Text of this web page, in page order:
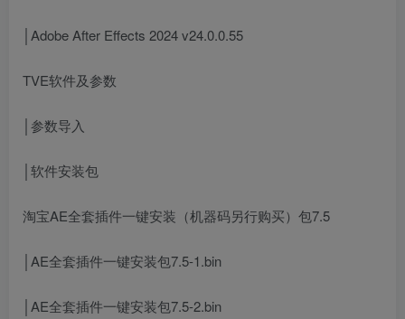
│Adobe After Effects 2024 v24.0.0.55
TVE软件及参数
│参数导入
│软件安装包
淘宝AE全套插件一键安装（机器码另行购买）包7.5
│AE全套插件一键安装包7.5-1.bin
│AE全套插件一键安装包7.5-2.bin